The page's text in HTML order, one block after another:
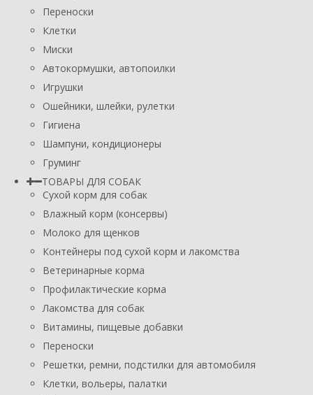
Переноски
Клетки
Миски
Автокормушки, автопоилки
Игрушки
Ошейники, шлейки, рулетки
Гигиена
Шампуни, кондиционеры
Груминг
ТОВАРЫ ДЛЯ СОБАК
Сухой корм для собак
Влажный корм (консервы)
Молоко для щенков
Контейнеры под сухой корм и лакомства
Ветеринарные корма
Профилактические корма
Лакомства для собак
Витамины, пищевые добавки
Переноски
Решетки, ремни, подстилки для автомобиля
Клетки, вольеры, палатки